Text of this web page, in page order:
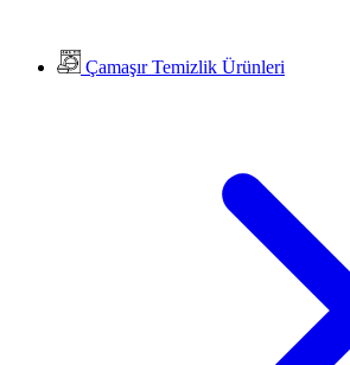
Çamaşır Temizlik Ürünleri